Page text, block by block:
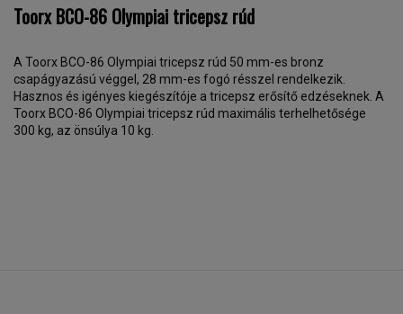
Toorx BCO-86 Olympiai tricepsz rúd
A Toorx BCO-86 Olympiai tricepsz rúd 50 mm-es bronz
csapágyazású véggel, 28 mm-es fogó résszel rendelkezik.
Hasznos és igényes kiegészítóje a tricepsz erősítő edzéseknek. A
Toorx BCO-86 Olympiai tricepsz rúd maximális terhelhetősége
300 kg, az önsúlya 10 kg.